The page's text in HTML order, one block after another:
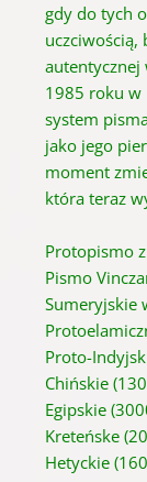
gdy do tych
uczciwością,
autentycznej
1985 roku w
system
jako jego
moment
która teraz
Protopismo
Pismo
Sumeryjskie
Proto-
Chińskie
Egipskie
Kreteńske
Hetyckie